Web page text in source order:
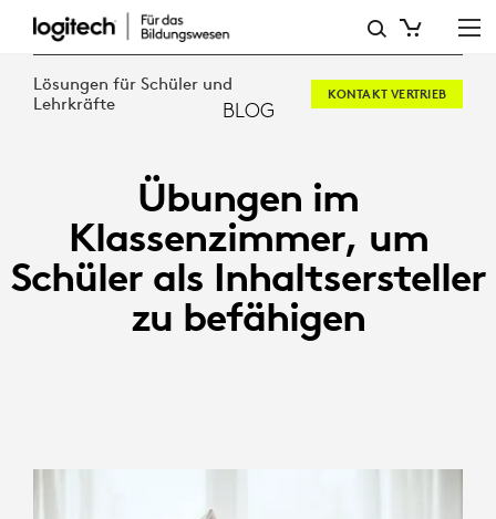
ÜBUNGEN
IM
KLASSENZIMMER,
SCHÜLER
INHALTSERSTELLER
Lösungen für Schüler und
Lehrkräfte
KONTAKT VERTRIEB
BLOG
Übungen im
Klassenzimmer, um
Schüler als Inhaltsersteller
zu befähigen